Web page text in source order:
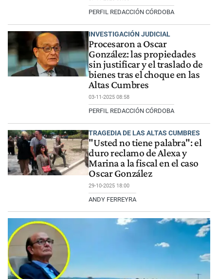
PERFIL REDACCIÓN CÓRDOBA
INVESTIGACIÓN JUDICIAL
Procesaron a Oscar
González: las propiedades
sin justificar y el traslado de
bienes tras el choque en las
Altas Cumbres
03-11-2025 08:58
PERFIL REDACCIÓN CÓRDOBA
TRAGEDIA DE LAS ALTAS CUMBRES
"Usted no tiene palabra": el
duro reclamo de Alexa y
Marina a la fiscal en el caso
Oscar González
29-10-2025 18:00
ANDY FERREYRA